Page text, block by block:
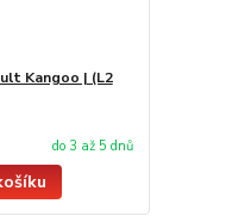
Kangoo | (L2
do 3 až 5 dnů